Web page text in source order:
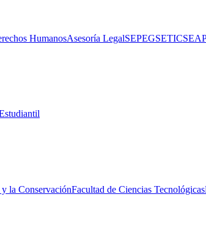
HumanosAsesoría LegalSEPEGSETIC
la ConservaciónFacultad de Ciencias Tecnológicas